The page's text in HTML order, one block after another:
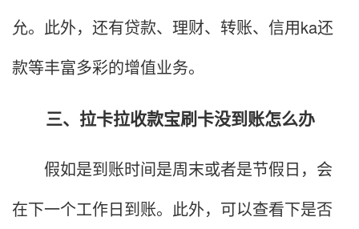
允。此外，还有贷款、理财、转账、信用ka还
款等丰富多彩的增值业务。
三、拉卡拉收款宝刷卡没到账怎么办
假如是到账时间是周末或者是节假日，会
在下一个工作日到账。此外，可以查看下是否